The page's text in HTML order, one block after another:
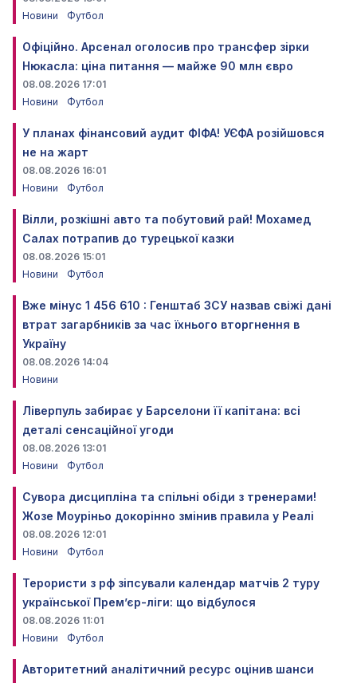
Новини
Футбол
Офіційно. Арсенал оголосив про трансфер зірки
Нюкасла: ціна питання — майже 90 млн євро
08.08.2026 17:01
Новини
Футбол
У планах фінансовий аудит ФІФА! УЄФА розійшовся
не на жарт
08.08.2026 16:01
Новини
Футбол
Вілли, розкішні авто та побутовий рай! Мохамед
Салах потрапив до турецької казки
08.08.2026 15:01
Новини
Футбол
Вже мінус 1 456 610 : Генштаб ЗСУ назвав свіжі дані
втрат загарбників за час їхнього вторгнення в
Україну
08.08.2026 14:04
Новини
Ліверпуль забирає у Барселони її капітана: всі
деталі сенсаційної угоди
08.08.2026 13:01
Новини
Футбол
Сувора дисципліна та спільні обіди з тренерами!
Жозе Моуріньо докорінно змінив правила у Реалі
08.08.2026 12:01
Новини
Футбол
Терористи з рф зіпсували календар матчів 2 туру
української Прем’єр-ліги: що відбулося
08.08.2026 11:01
Новини
Футбол
Авторитетний аналітичний ресурс оцінив шанси